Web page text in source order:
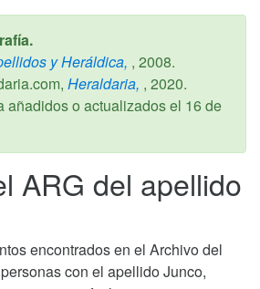
y Heráldica, , 2008.
Heraldaria, , 2020.
añadidos o actualizados el 16 de
ARG del apellido
encontrados en el Archivo del
con el apellido Junco,